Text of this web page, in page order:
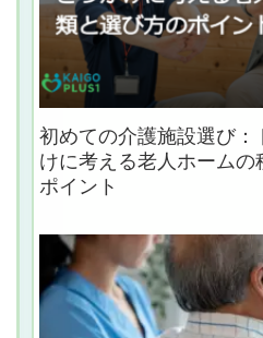
初めての介護施設選び：
けに考える老人ホームの
ポイント